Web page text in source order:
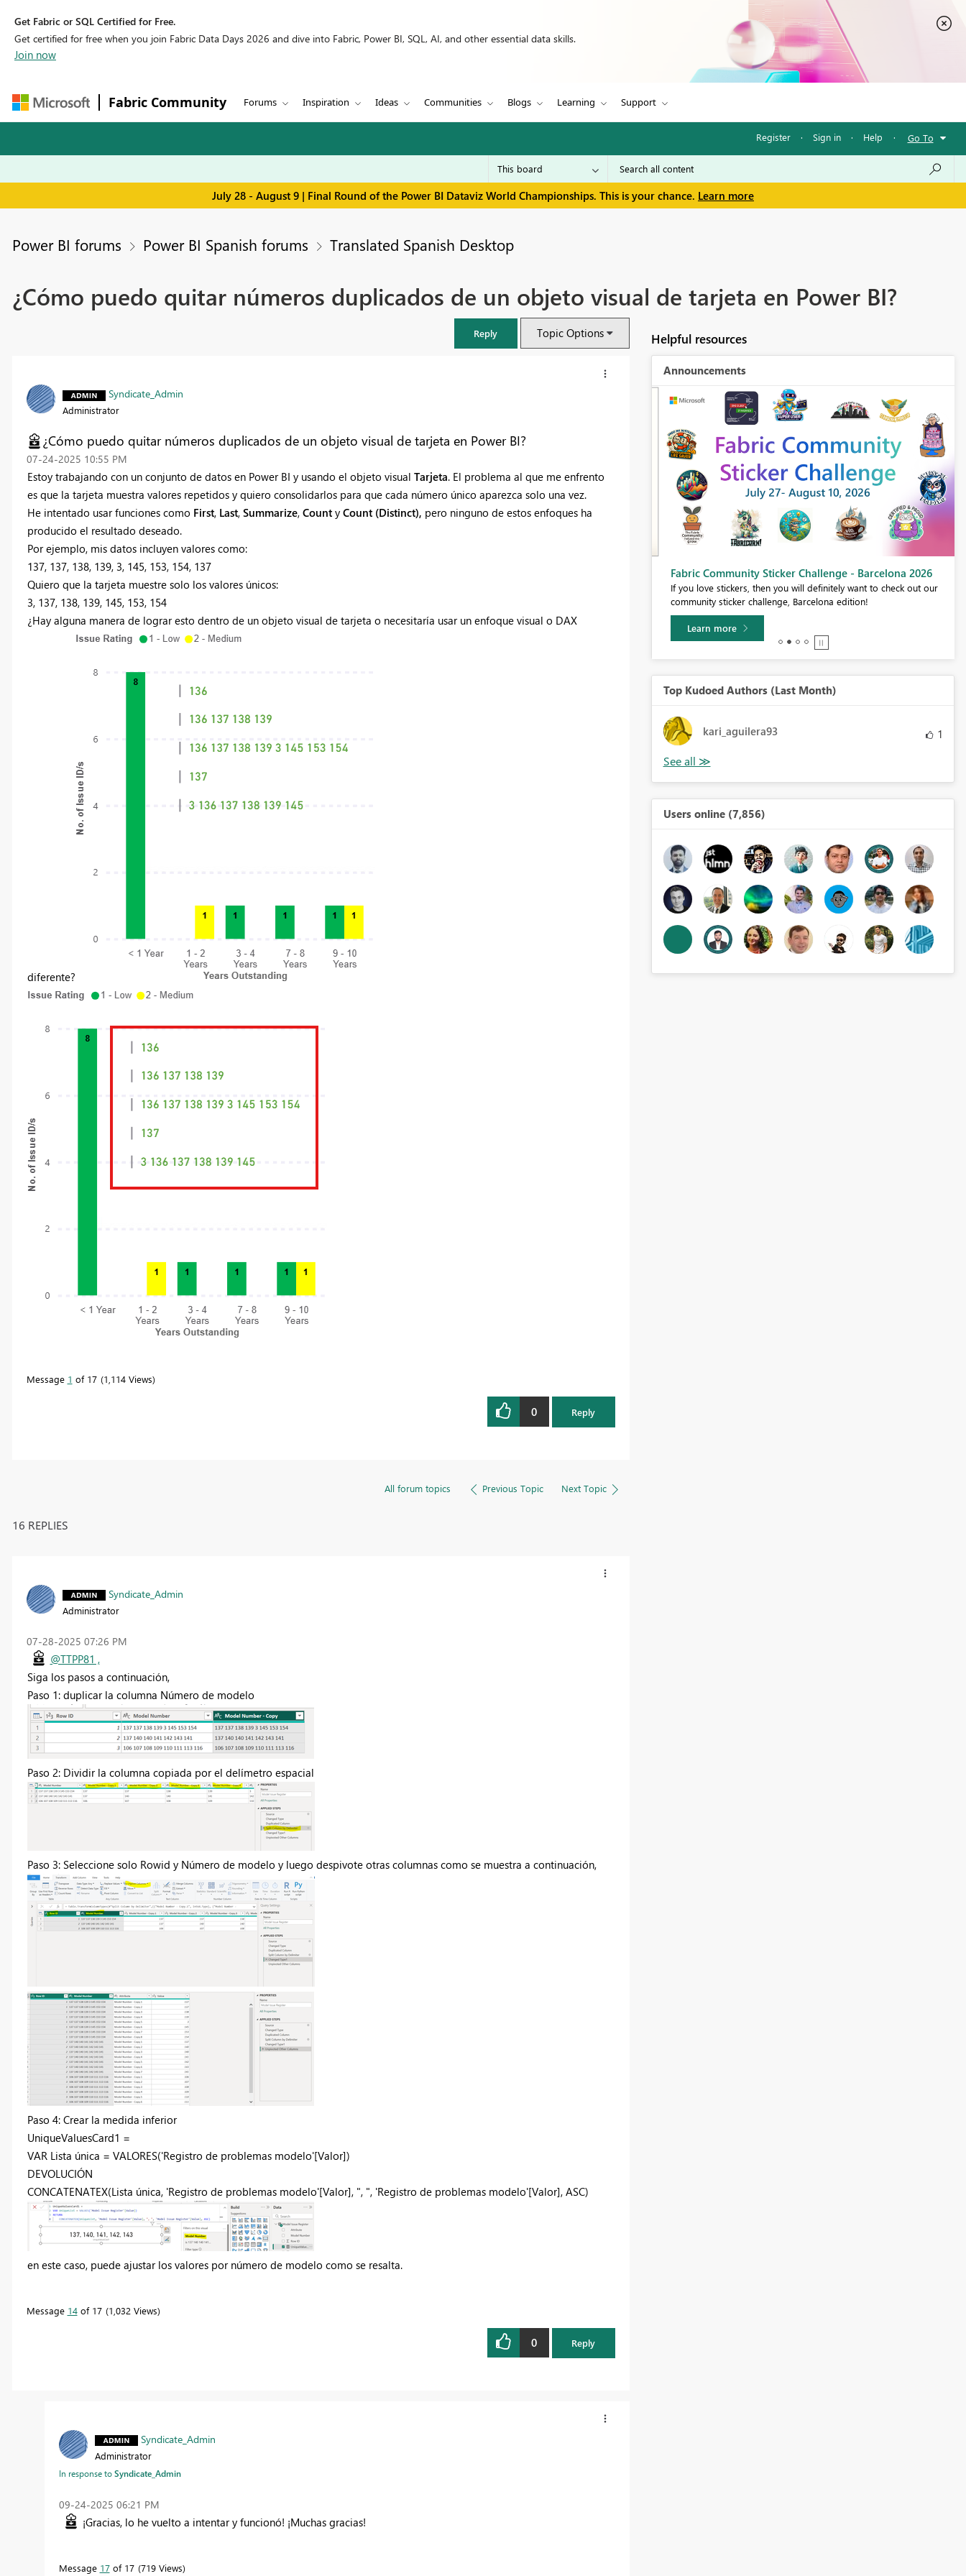
Get Fabric or SQL Certified for Free.
Get certified for free when you join Fabric Data Days 2026 and dive into Fabric, Power BI, SQL, AI, and other essential data skills.
Join now
Fabric Community Forums Inspiration Ideas Communities Blogs Learning Support
Register · Sign in · Help · Go To
July 28 - August 9 | Final Round of the Power BI Dataviz World Championships. This is your chance. Learn more
Power BI forums Power BI Spanish forums Translated Spanish Desktop
¿Cómo puedo quitar números duplicados de un objeto visual de tarjeta en Power BI?
Reply Topic Options
Syndicate_Admin
Administrator
¿Cómo puedo quitar números duplicados de un objeto visual de tarjeta en Power BI?
‎07-24-2025 10:55 PM
Estoy trabajando con un conjunto de datos en Power BI y usando el objeto visual Tarjeta. El problema al que me enfrento
es que la tarjeta muestra valores repetidos y quiero consolidarlos para que cada número único aparezca solo una vez.
He intentado usar funciones como First, Last, Summarize, County Count (Distinct), pero ninguno de estos enfoques ha
producido el resultado deseado.
Por ejemplo, mis datos incluyen valores como:
137, 137, 138, 139, 3, 145, 153, 154, 137
Quiero que la tarjeta muestre solo los valores únicos:
3, 137, 138, 139, 145, 153, 154
¿Hay alguna manera de lograr esto dentro de un objeto visual de tarjeta o necesitaría usar un enfoque visual o DAX
diferente?
Message 1 of 17 1,114 Views
0 Reply
All forum topics Previous Topic Next Topic
16 REPLIES
Syndicate_Admin
Administrator
‎07-28-2025 07:26 PM
@TTPP81 ,
Siga los pasos a continuación,
Paso 1: duplicar la columna Número de modelo
Paso 2: Dividir la columna copiada por el delímetro espacial
Paso 3: Seleccione solo Rowid y Número de modelo y luego despivote otras columnas como se muestra a continuación,
Paso 4: Crear la medida inferior
UniqueValuesCard1 =
VAR Lista única = VALORES('Registro de problemas modelo'[Valor])
DEVOLUCIÓN
CONCATENATEX(Lista única, 'Registro de problemas modelo'[Valor], ", ", 'Registro de problemas modelo'[Valor], ASC)
en este caso, puede ajustar los valores por número de modelo como se resalta.
Message 14of 17 1,032 Views
0 Reply
Syndicate_Admin
Administrator
In response toSyndicate_Admin
‎09-24-2025 06:21 PM
¡Gracias, lo he vuelto a intentar y funcionó! ¡Muchas gracias!
Message 17of 17 719 Views
Helpful resources
Announcements
Register now
Fabric Community Sticker Challenge - Barcelona 2026
If you love stickers, then you will definitely want to check out our
community sticker challenge, Barcelona edition!
Learn more
Top Kudoed Authors (Last Month)
kari_aguilera93 1
Users online (7,856)